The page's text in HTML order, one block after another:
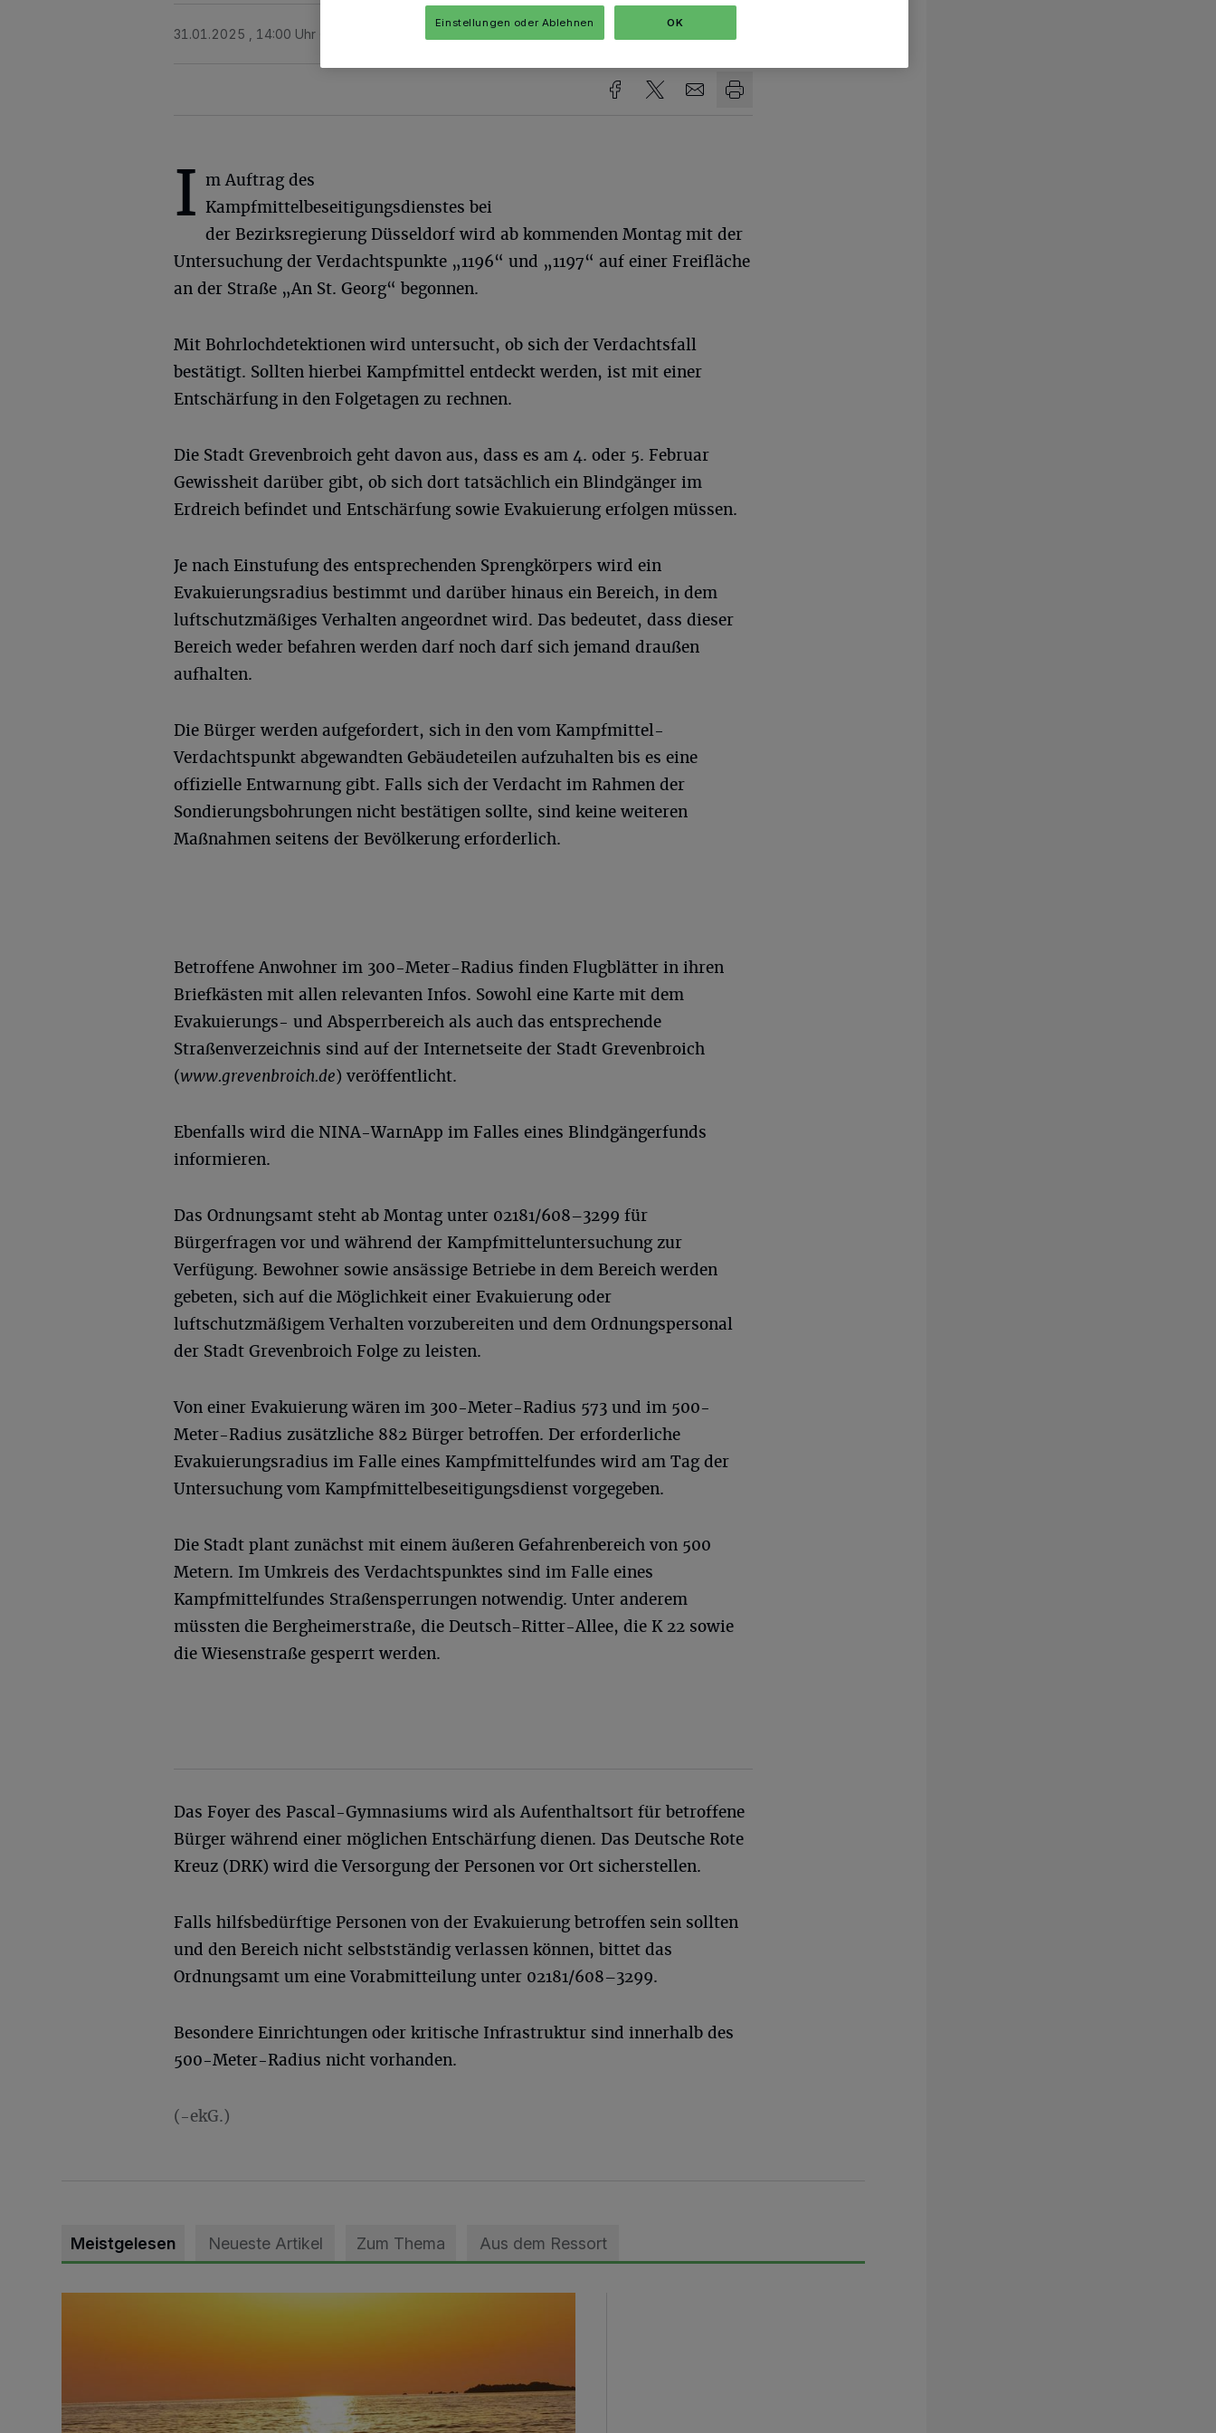
31.01.2025 , 14:00 Uhr
I m Auftrag des
Kampfmittelbeseitigungsdienstes bei
der Bezirksregierung Düsseldorf wird ab kommenden Montag mit der
Untersuchung der Verdachtspunkte „1196“ und „1197“ auf einer Freifläche
an der Straße „An St. Georg“ begonnen.
Mit Bohrlochdetektionen wird untersucht, ob sich der Verdachtsfall
bestätigt. Sollten hierbei Kampfmittel entdeckt werden, ist mit einer
Entschärfung in den Folgetagen zu rechnen.
Die Stadt Grevenbroich geht davon aus, dass es am 4. oder 5. Februar
Gewissheit darüber gibt, ob sich dort tatsächlich ein Blindgänger im
Erdreich befindet und Entschärfung sowie Evakuierung erfolgen müssen.
Je nach Einstufung des entsprechenden Sprengkörpers wird ein
Evakuierungsradius bestimmt und darüber hinaus ein Bereich, in dem
luftschutzmäßiges Verhalten angeordnet wird. Das bedeutet, dass dieser
Bereich weder befahren werden darf noch darf sich jemand draußen
aufhalten.
Die Bürger werden aufgefordert, sich in den vom Kampfmittel-
Verdachtspunkt abgewandten Gebäudeteilen aufzuhalten bis es eine
offizielle Entwarnung gibt. Falls sich der Verdacht im Rahmen der
Sondierungsbohrungen nicht bestätigen sollte, sind keine weiteren
Maßnahmen seitens der Bevölkerung erforderlich.
Betroffene Anwohner im 300-Meter-Radius finden Flugblätter in ihren
Briefkästen mit allen relevanten Infos. Sowohl eine Karte mit dem
Evakuierungs- und Absperrbereich als auch das entsprechende
Straßenverzeichnis sind auf der Internetseite der Stadt Grevenbroich
(www.grevenbroich.de) veröffentlicht.
Ebenfalls wird die NINA-WarnApp im Falles eines Blindgängerfunds
informieren.
Das Ordnungsamt steht ab Montag unter 02181/608–3299 für
Bürgerfragen vor und während der Kampfmitteluntersuchung zur
Verfügung. Bewohner sowie ansässige Betriebe in dem Bereich werden
gebeten, sich auf die Möglichkeit einer Evakuierung oder
luftschutzmäßigem Verhalten vorzubereiten und dem Ordnungspersonal
der Stadt Grevenbroich Folge zu leisten.
Von einer Evakuierung wären im 300-Meter-Radius 573 und im 500-
Meter-Radius zusätzliche 882 Bürger betroffen. Der erforderliche
Evakuierungsradius im Falle eines Kampfmittelfundes wird am Tag der
Untersuchung vom Kampfmittelbeseitigungsdienst vorgegeben.
Die Stadt plant zunächst mit einem äußeren Gefahrenbereich von 500
Metern. Im Umkreis des Verdachtspunktes sind im Falle eines
Kampfmittelfundes Straßensperrungen notwendig. Unter anderem
müssten die Bergheimerstraße, die Deutsch-Ritter-Allee, die K 22 sowie
die Wiesenstraße gesperrt werden.
Das Foyer des Pascal-Gymnasiums wird als Aufenthaltsort für betroffene
Bürger während einer möglichen Entschärfung dienen. Das Deutsche Rote
Kreuz (DRK) wird die Versorgung der Personen vor Ort sicherstellen.
Falls hilfsbedürftige Personen von der Evakuierung betroffen sein sollten
und den Bereich nicht selbstständig verlassen können, bittet das
Ordnungsamt um eine Vorabmitteilung unter 02181/608–3299.
Besondere Einrichtungen oder kritische Infrastruktur sind innerhalb des
500-Meter-Radius nicht vorhanden.
(-ekG.)
Meistgelesen Neueste Artikel Zum Thema Aus dem Ressort
Einstellungen oder Ablehnen OK